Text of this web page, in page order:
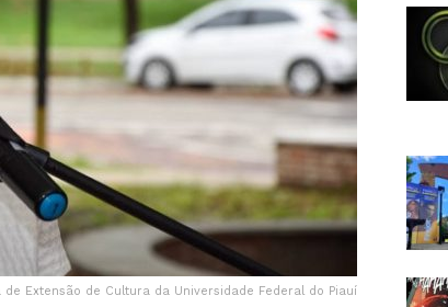
Extensão de Cultura da Universidade Federal do Piauí